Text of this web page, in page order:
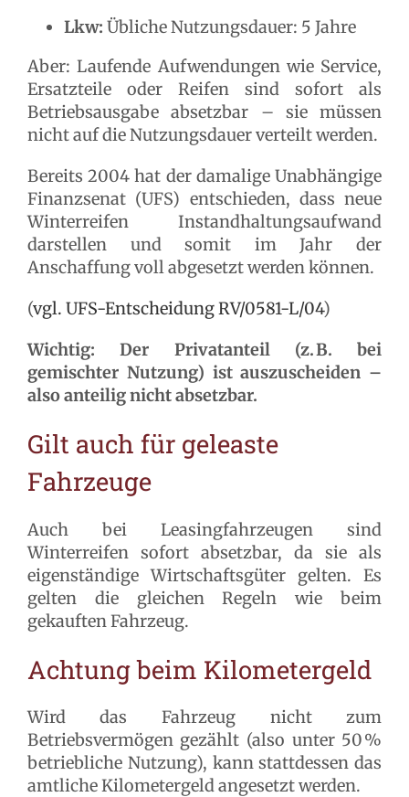
Lkw: Übliche Nutzungsdauer: 5 Jahre
Aber: Laufende Aufwendungen wie Service,
Ersatzteile oder Reifen sind sofort als
Betriebsausgabe absetzbar – sie müssen
nicht auf die Nutzungsdauer verteilt werden.
Bereits 2004 hat der damalige Unabhängige
Finanzsenat (UFS) entschieden, dass neue
Winterreifen Instandhaltungsaufwand
darstellen und somit im Jahr der
Anschaffung voll abgesetzt werden können.
(vgl. UFS-Entscheidung RV/0581-L/04)
Wichtig: Der Privatanteil (z. B. bei
gemischter Nutzung) ist auszuscheiden –
also anteilig nicht absetzbar.
Gilt auch für geleaste
Fahrzeuge
Auch bei Leasingfahrzeugen sind
Winterreifen sofort absetzbar, da sie als
eigenständige Wirtschaftsgüter gelten. Es
gelten die gleichen Regeln wie beim
gekauften Fahrzeug.
Achtung beim Kilometergeld
Wird das Fahrzeug nicht zum
Betriebsvermögen gezählt (also unter 50 %
betriebliche Nutzung), kann stattdessen das
amtliche Kilometergeld angesetzt werden.